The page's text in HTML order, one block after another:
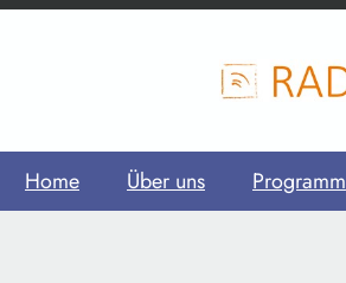
Home Über uns Programm